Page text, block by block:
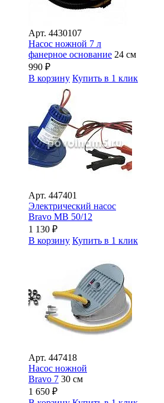
Арт. 4430107
Насос ножной 7 л
фанерное основание 24 см
990 ₽
В корзину Купить в 1 клик
Арт. 447401
Электрический насос
Bravo MB 50/12
1 130 ₽
В корзину Купить в 1 клик
Арт. 447418
Насос ножной
Bravo 7 30 см
1 650 ₽